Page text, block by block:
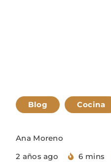
Blog Cocina
Ana Moreno
2 años ago
6 mins